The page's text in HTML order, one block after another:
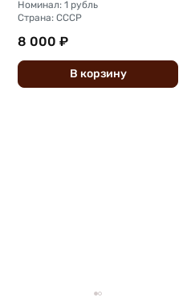
Номинал: 1 рубль
Страна: СССР
8 000 ₽
В корзину